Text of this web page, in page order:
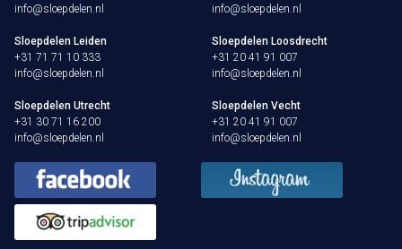
info@sloepdelen.nl
info@sloepdelen.nl
Sloepdelen Leiden
+31 71 71 10 333
info@sloepdelen.nl
Sloepdelen Loosdrecht
+31 20 41 91 007
info@sloepdelen.nl
Sloepdelen Utrecht
+31 30 71 16 200
info@sloepdelen.nl
Sloepdelen Vecht
+31 20 41 91 007
info@sloepdelen.nl